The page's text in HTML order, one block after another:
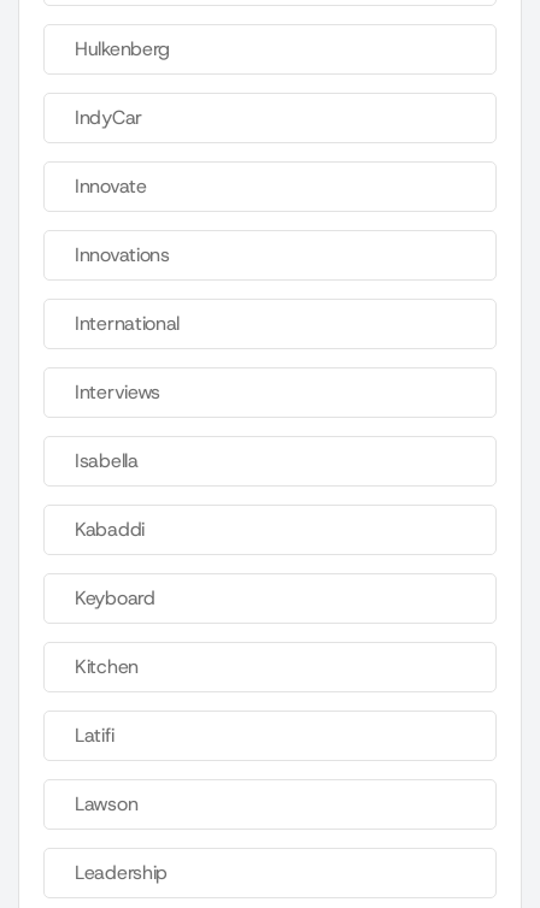
Hulkenberg
IndyCar
Innovate
Innovations
International
Interviews
Isabella
Kabaddi
Keyboard
Kitchen
Latifi
Lawson
Leadership